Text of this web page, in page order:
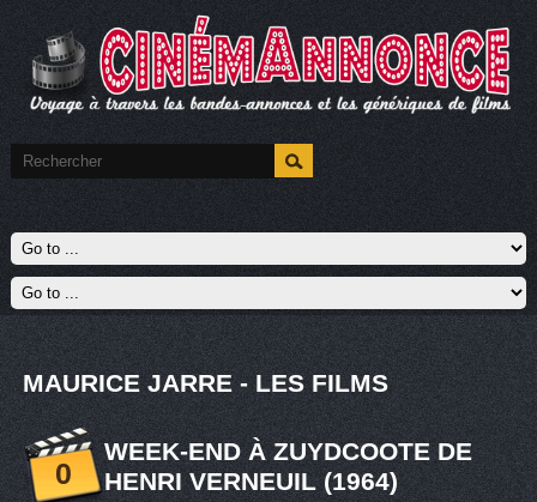
MAURICE JARRE - LES FILMS
0
WEEK-END À ZUYDCOOTE DE
HENRI VERNEUIL (1964)